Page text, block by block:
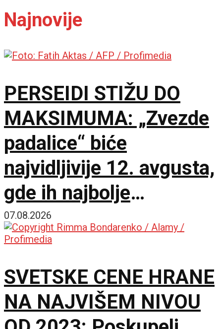
Najnovije
PERSEIDI STIŽU DO
MAKSIMUMA: „Zvezde
padalice“ biće
najvidljivije 12. avgusta,
gde ih najbolje
posmatrati
07.08.2026
SVETSKE CENE HRANE
NA NAJVIŠEM NIVOU